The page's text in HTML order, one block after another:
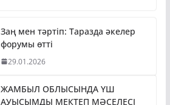
Заң мен тәртіп: Таразда әкелер
форумы өтті
29.01.2026
ЖАМБЫЛ ОБЛЫСЫНДА ҮШ